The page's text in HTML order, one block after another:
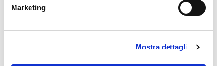
Marketing
Mostra dettagli
GIOVEDÌ 29 DICEMBRE 2022